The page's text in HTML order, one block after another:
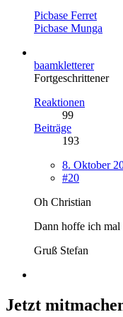
Picbase Ferret
Picbase Munga
baamkletterer
Fortgeschrittener
Reaktionen
99
Beiträge
193
8. Oktober
#20
Oh Christian
Dann hoffe ich mal
Gruß Stefan
Jetzt